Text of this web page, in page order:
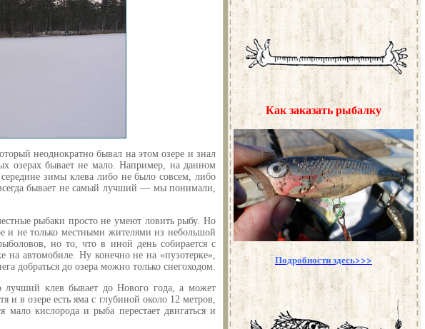
неоднократно бывал на этом озере и знал
озерах бывает не мало. Например, на данном
зимы клева либо не было совсем, либо
бывает не самый лучший — мы понимали,
рыбаки просто не умеют ловить рыбу. Но
и не только местными жителями из небольшой
но то, что в иной день собирается с
автомобиле. Ну конечно не на «пузотерке»,
добраться до озера можно только снегоходом.
лучший клев бывает до Нового года, а может
и в озере есть яма с глубиной около 12 метров,
кислорода и рыба перестает двигаться и
Как заказать рыбалку
Подробности здесь>>>